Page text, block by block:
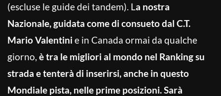
(escluse le guide dei tandem). La nostra
Nazionale, guidata come di consueto dal C.T.
Mario Valentini e in Canada ormai da qualche
giorno, è tra le migliori al mondo nel Ranking su
strada e tenterà di inserirsi, anche in questo
Mondiale pista, nelle prime posizioni. Sarà